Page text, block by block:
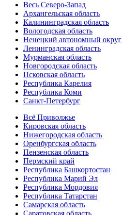
Весь Северо-Запад
Архангельская область
Калининградская область
Вологодская область
Ненецкий автономный округ
Ленинградская область
Мурманская область
Новгородская область
Псковская область
Республика Карелия
Республика Коми
Санкт-Петербург
Всё Приволжье
Кировская область
Нижегородская область
Оренбургская область
Пензенская область
Пермский край
Республика Башкортостан
Республика Марий Эл
Республика Мордовия
Республика Татарстан
Самарская область
Саратовская область